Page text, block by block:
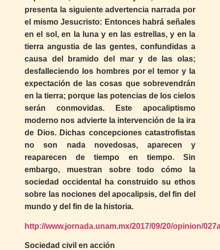
presenta la siguiente advertencia narrada por
el mismo Jesucristo: Entonces habrá señales
en el sol, en la luna y en las estrellas, y en la
tierra angustia de las gentes, confundidas a
causa del bramido del mar y de las olas;
desfalleciendo los hombres por el temor y la
expectación de las cosas que sobrevendrán
en la tierra; porque las potencias de los cielos
serán conmovidas. Este apocaliptismo
moderno nos advierte la intervención de la ira
de Dios. Dichas concepciones catastrofistas
no son nada novedosas, aparecen y
reaparecen de tiempo en tiempo. Sin
embargo, muestran sobre todo cómo la
sociedad occidental ha construido su ethos
sobre las nociones del apocalipsis, del fin del
mundo y del fin de la historia.
http://www.jornada.unam.mx/2017/09/20/opinion/
Sociedad civil en acción